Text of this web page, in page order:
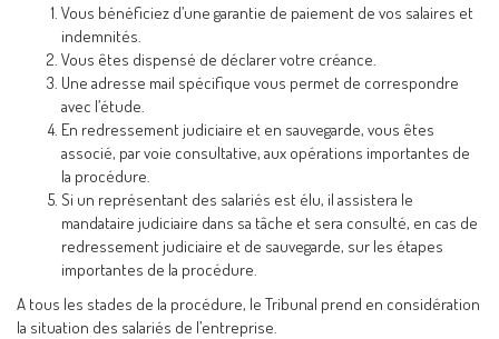
Vous bénéficiez d’une garantie de paiement de vos salaires et
indemnités.
Vous êtes dispensé de déclarer votre créance.
Une adresse mail spécifique vous permet de correspondre
avec l’étude.
En redressement judiciaire et en sauvegarde, vous êtes
associé, par voie consultative, aux opérations importantes de
la procédure.
Si un représentant des salariés est élu, il assistera le
mandataire judiciaire dans sa tâche et sera consulté, en cas de
redressement judiciaire et de sauvegarde, sur les étapes
importantes de la procédure.
A tous les stades de la procédure, le Tribunal prend en considération
la situation des salariés de l’entreprise.